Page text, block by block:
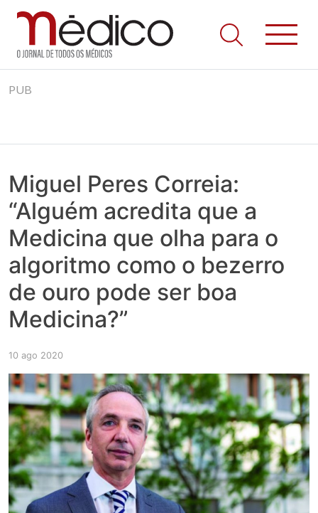
to
Jornal Médico
Médico – O Jornal de Todos os Médicos. Onde as notícias
realmente contam! Tudo o que se passa na Saúde!
PUB
Miguel Peres Correia:
“Alguém acredita que a
Medicina que olha para o
algoritmo como o bezerro
de ouro pode ser boa
Medicina?”
10 ago 2020